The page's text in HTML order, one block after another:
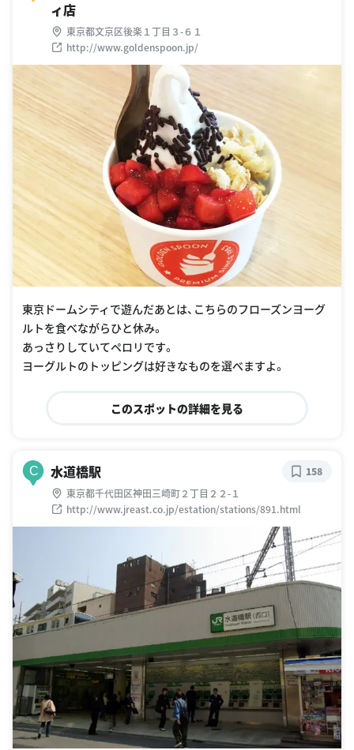
ィ店
東京都文京区後楽１丁目３-６１
http://www.goldenspoon.jp/
東京ドームシティで遊んだあとは、こちらのフローズンヨーグ
ルトを食べながらひと休み。
あっさりしていてペロリです。
ヨーグルトのトッピングは好きなものを選べますよ。
このスポットの詳細を見る
C 水道橋駅
東京都千代田区神田三崎町２丁目２２-１
http://www.jreast.co.jp/estation/stations/891.html
158